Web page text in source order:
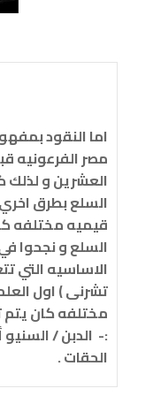
اما النقود
مصر الفرعونيه
العشرين و لذلك
السلع بطرق
قيميه مختلفه
السلع و نجحوا
الاساسيه التي
تشرنى ) اول
مختلفه كان
:- الدبن /
الحقات .